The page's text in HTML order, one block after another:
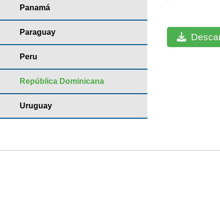
Panamá
Paraguay
Peru
República Dominicana
Uruguay